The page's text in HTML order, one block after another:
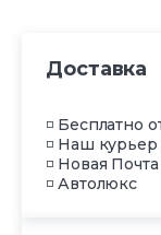
Доставка
◽ Бесплатно
◽ Наш
◽ Новая Почта
◽ Автолюкс